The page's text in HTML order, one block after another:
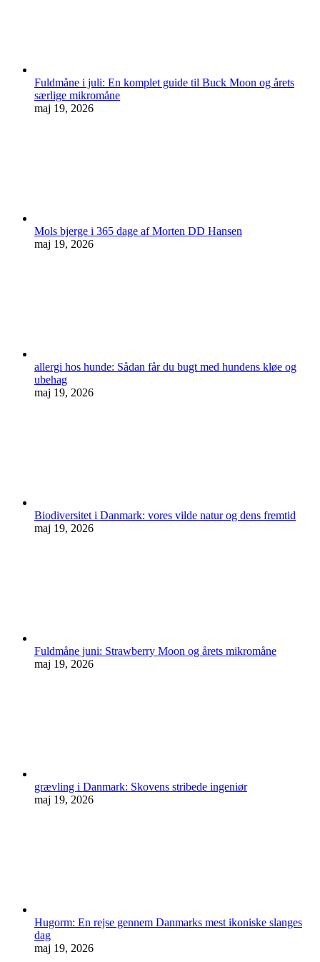
Fuldmåne i juli: En komplet guide til Buck Moon og årets
særlige mikromåne
maj 19, 2026
Mols bjerge i 365 dage af Morten DD Hansen
maj 19, 2026
allergi hos hunde: Sådan får du bugt med hundens kløe og
ubehag
maj 19, 2026
Biodiversitet i Danmark: vores vilde natur og dens fremtid
maj 19, 2026
Fuldmåne juni: Strawberry Moon og årets mikromåne
maj 19, 2026
grævling i Danmark: Skovens stribede ingeniør
maj 19, 2026
Hugorm: En rejse gennem Danmarks mest ikoniske slanges
dag
maj 19, 2026